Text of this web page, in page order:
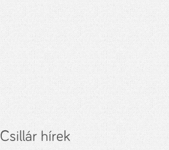
Csillár hírek